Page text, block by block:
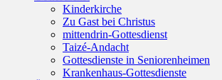
Kinderkirche
Zu Gast bei Christus
mittendrin-Gottesdienst
Taizé-Andacht
Gottesdienste in Seniorenheimen
Krankenhaus-Gottesdienste